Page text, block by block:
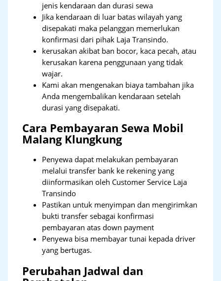
jenis kendaraan dan durasi sewa
Jika kendaraan di luar batas wilayah yang
disepakati maka pelanggan memerlukan
konfirmasi dari pihak Laja Transindo.
kerusakan akibat ban bocor, kaca pecah, atau
kerusakan karena penggunaan yang tidak
wajar.
Kami akan mengenakan biaya tambahan jika
Anda mengembalikan kendaraan setelah
durasi yang disepakati.
Cara Pembayaran Sewa Mobil
Malang Klungkung
Penyewa dapat melakukan pembayaran
melalui transfer bank ke rekening yang
diinformasikan oleh Customer Service Laja
Transindo
Pastikan untuk menyimpan dan mengirimkan
bukti transfer sebagai konfirmasi
pembayaran atas down payment
Penyewa bisa membayar tunai kepada driver
yang bertugas.
Perubahan Jadwal dan